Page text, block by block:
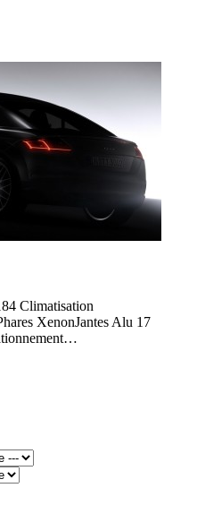
Climatisation
XenonJantes Alu 17